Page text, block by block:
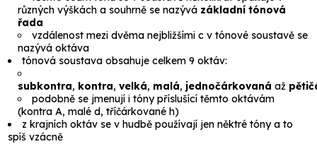
různých výškách a souhrně se nazývá základní tónová
řada
vzdálenost mezi dvěma nejbližšímic v tónové soustavě se
nazýváoktáva
tónová soustava obsahuje celkem 9 oktáv:
subkontra, kontra,velká, malá, jednočárkovaná až
podobně se jmenují i tóny příslušící těmto oktávám
(kontra A, malé d, tříčárkované h)
z krajních oktáv se v hudbě používají jen něktré tóny a to
spíš vzácně